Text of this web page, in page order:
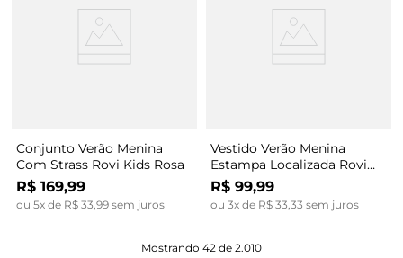
Conjunto Verão Menina
Com Strass Rovi Kids Rosa
R$ 169,99
ou 5x de R$ 33,99sem juros
Vestido Verão Menina
Estampa Localizada Rovi
Kids Verde
R$ 99,99
ou 3x de R$ 33,33 sem juros
Mostrando 42 de 2.010